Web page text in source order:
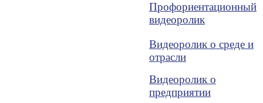
Профориентационный
видеоролик
Видеоролик о среде и
отрасли
Видеоролик о
предприятии